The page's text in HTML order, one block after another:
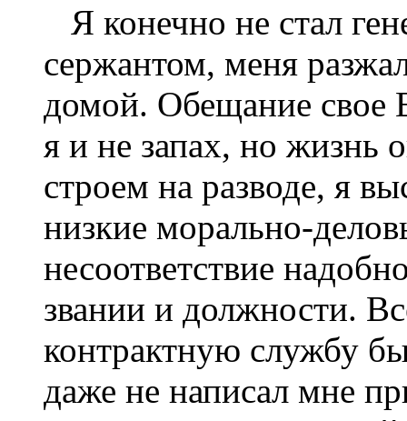
Я конечно не стал
сержантом, меня
домой. Обещание свое
я и не запах, но жизнь
строем на разводе, я
низкие морально-
несоответствие
звании и должности.
контрактную службу
даже не написал мне